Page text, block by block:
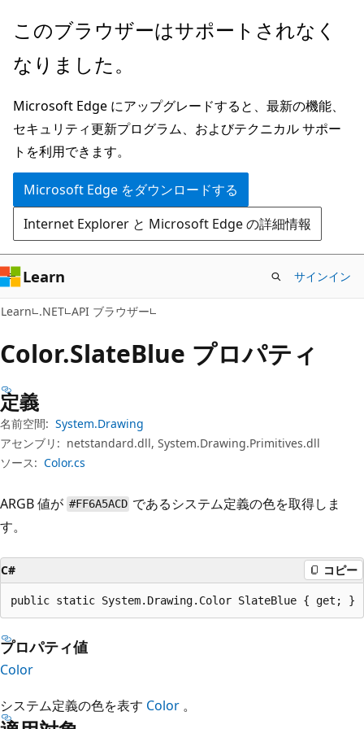
メ
ン
ン
テ
ン
ツ
に
ス
キ
ッ
プ
ペ
ジ
ナ
ビ
ゲ
ー
シ
ョ
ン
に
ス
キ
ッ
プ
このブラウザーはサポートされなく
なりました。
Microsoft Edge にアップグレードすると、最新の機能、
セキュリティ更新プログラム、およびテクニカル サポー
トを利用できます。
Microsoft Edge をダウンロードする
Internet Explorer と Microsoft Edge の詳細情報
Learn サインイン
Learn .NET API ブラウザー
Color.SlateBlue プロパティ
定義
名前空間: System.Drawing
アセンブリ: netstandard.dll, System.Drawing.Primitives.dll
ソース: Color.cs
ARGB 値が #FF6A5ACD であるシステム定義の色を取得しま
す。
C# コピー
public static System.Drawing.Color SlateBlue { get; }
プロパティ値
Color
システム定義の色を表す Color 。